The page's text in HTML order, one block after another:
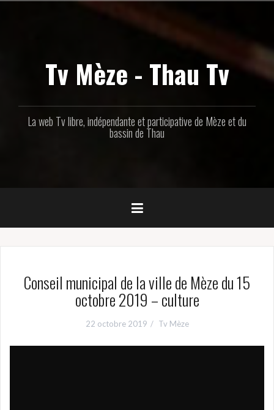
Tv Mèze - Thau Tv
La web Tv libre, indépendante et participative de Mèze et du
bassin de Thau
Conseil municipal de la ville de Mèze du 15
octobre 2019 – culture
22 octobre 2019 Tv Mèze